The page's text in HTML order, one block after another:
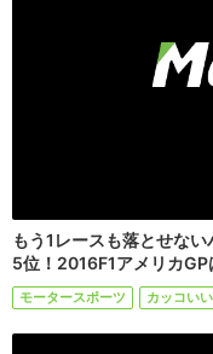
もう1レースも落とせな
5位！2016F1アメリカGP
モータースポーツ カッコいい